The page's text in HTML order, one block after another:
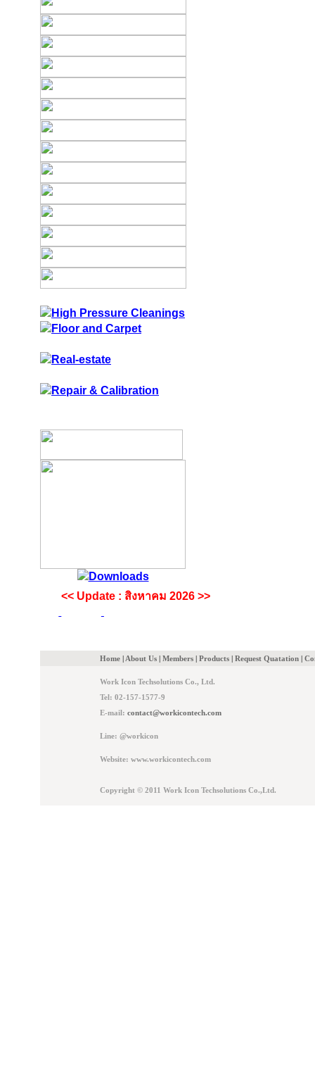
<< Update : สิงหาคม 2026 >>
Home | About Us | Members | Products | Request Quatation |
Work Icon Techsolutions Co., Ltd.
Tel: 02-157-1577-9
E-mail: contact@workicontech.com
Line: @workicon
Website: www.workicontech.com
Copyright © 2011 Work Icon Techsolutions Co.,Ltd.